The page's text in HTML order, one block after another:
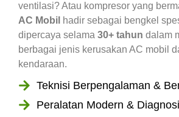
ventilasi? Atau kompresor yang
AC Mobil hadir sebagai bengkel
dipercaya selama 30+ tahun dalam
berbagai jenis kerusakan AC mobil
kendaraan.
Teknisi Berpengalaman &
Peralatan Modern &